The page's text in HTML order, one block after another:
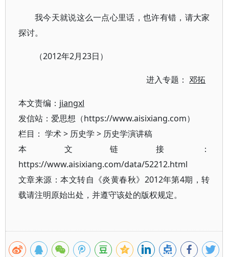
我今天就说这么一点心里话，也许有错，请大家
探讨。
（2012年2月23日）
进入专题：邓拓
本文责编： jiangxl
发信站：爱思想（https://www.aisixiang.com）
栏目： 学术> 历史学 > 历史学演讲稿
本文链接：
https://www.aisixiang.com/data/52212.html
文章来源：本文转自《炎黄春秋》2012年第4期，转
载请注明原始出处，并遵守该处的版权规定。